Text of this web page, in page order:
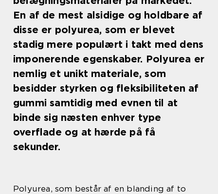
En af de mest alsidige og holdbare af
disse er polyurea, som er blevet
stadig mere populært i takt med dens
imponerende egenskaber. Polyurea er
nemlig et unikt materiale, som
besidder styrken og fleksibiliteten af
gummi samtidig med evnen til at
binde sig næsten enhver type
overflade og at hærde på få
sekunder.
Polyurea, som består af en blanding af to